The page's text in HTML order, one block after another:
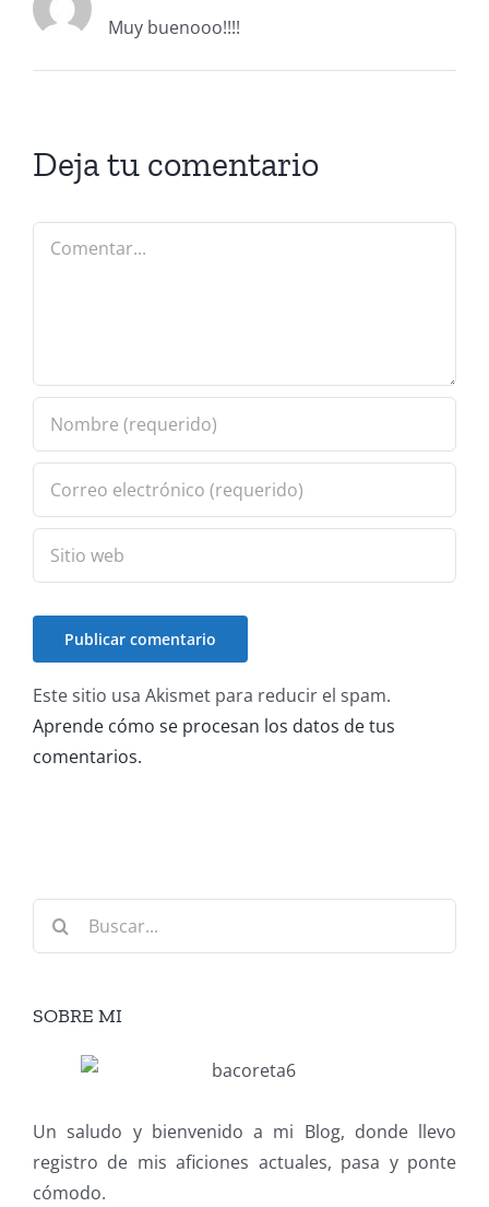
Muy buenooo!!!!
Deja tu comentario
Comentar
Este sitio usa Akismet para reducir el spam.
Aprende cómo se procesan los datos de tus
comentarios.
Buscar:
SOBRE MI
Un saludo y bienvenido a mi Blog, donde llevo
registro de mis aficiones actuales, pasa y ponte
cómodo.